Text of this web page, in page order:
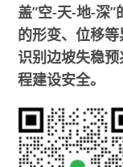
盖”空-天-地-深
的形变、位移
识别边坡失稳
程建设安全。